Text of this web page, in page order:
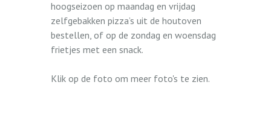
hoogseizoen op maandag en vrijdag
zelfgebakken pizza’s uit de houtoven
bestellen, of op de zondag en woensdag
frietjes met een snack.
Klik op de foto om meer foto's te zien.